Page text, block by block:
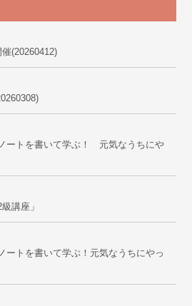
(20260412)
ートを書いて学ぶ！ 元気なうちにや
講座」
ートを書いて学ぶ！元気なうちにやっ